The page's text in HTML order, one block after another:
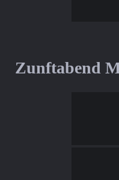
Zunftabend